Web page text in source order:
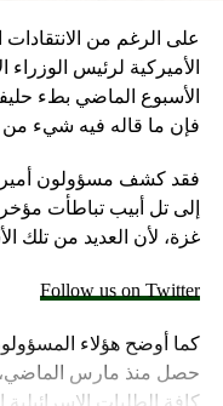
على الرغم من
الأميركية لرئيس الوزراء
الأسبوع الماضي بطء
فإن ما قاله فيه شيء
فقد كشف مسؤولون
إلى تل أبيب تباطأت
غزة، لأن العديد من تلك
Follow us on Twitter
كما أوضح هؤلاء
حصل منذ مارس الماضي،
كافة الطلبات